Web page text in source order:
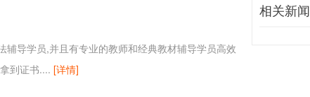
导学员,并且有专业的教师和经典教材辅导学员高效
到证书.... [详情]
相关新闻